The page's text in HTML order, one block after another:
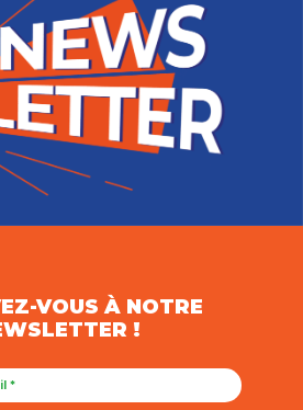
VOUS À NOTRE
!